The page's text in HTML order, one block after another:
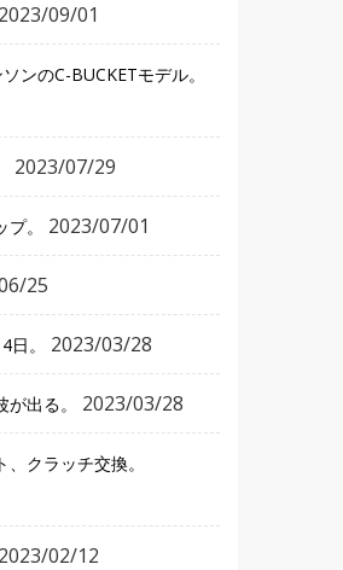
2023/09/01
ンのC-BUCKETモデル。
2023/07/29
。 2023/07/01
25
。 2023/03/28
出る。 2023/03/28
クラッチ交換。
2023/02/12